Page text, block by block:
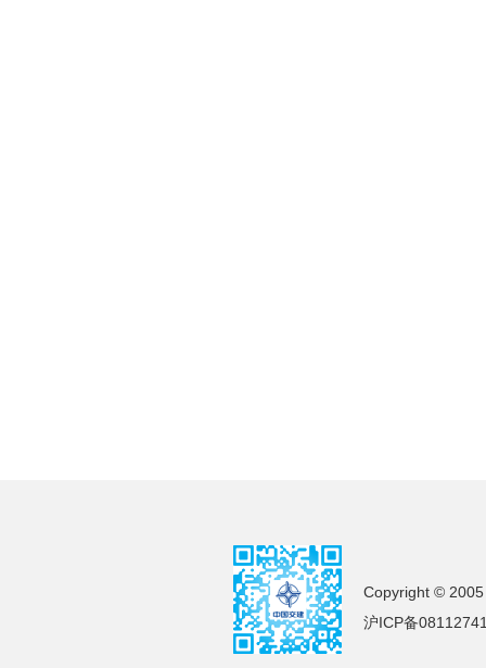
Copyright ©
沪ICP备